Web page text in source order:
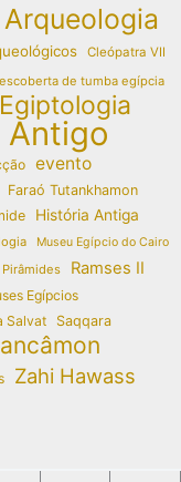
Arqueologia
Cleópatra VII
de tumba egípcia
Egiptologia
Antigo
evento
Faraó Tutankhamon
História Antiga
Museu Egípcio do Cairo
Pirâmides Ramses II
Egípcios
Salvat
Saqqara
Zahi Hawass